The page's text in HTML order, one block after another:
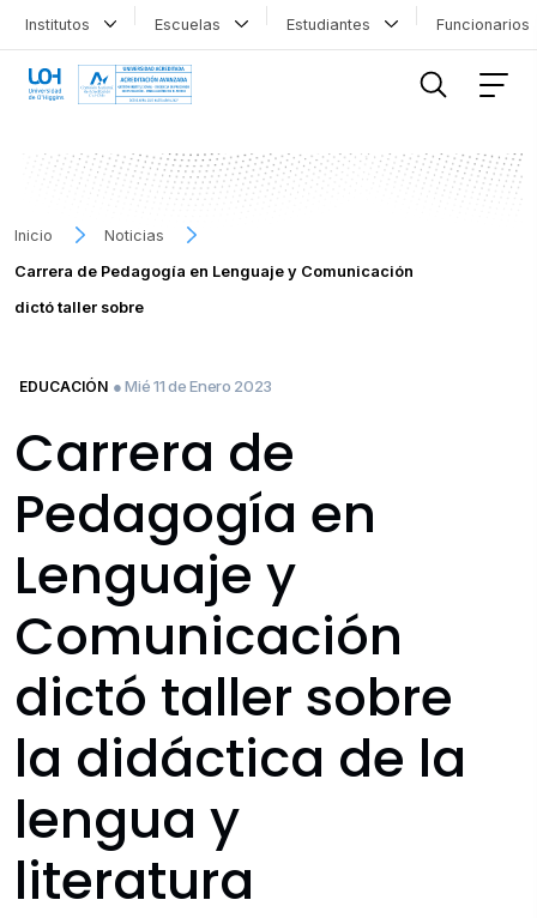
Institutos Escuelas Estudiantes
Inicio
Noticias
Carrera de Pedagogía en Lenguaje y Comunicación
dictó taller sobre
EDUCACIÓN ● Mié 11 de Enero 2023
Carrera de
Pedagogía en
Lenguaje y
Comunicación
dictó taller sobre
la didáctica de la
lengua y
literatura